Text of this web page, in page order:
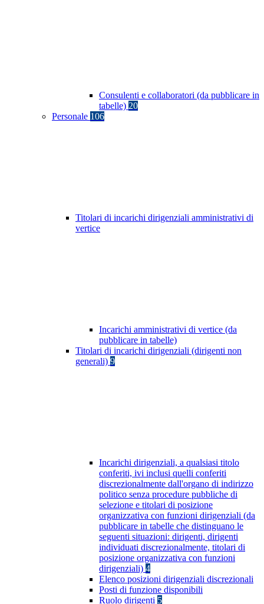
Consulenti e collaboratori (da pubblicare in
tabelle) 20
Personale 106
Titolari di incarichi dirigenziali amministrativi di
vertice
Incarichi amministrativi di vertice (da
pubblicare in tabelle)
Titolari di incarichi dirigenziali (dirigenti non
generali) 9
Incarichi dirigenziali, a qualsiasi titolo
conferiti, ivi inclusi quelli conferiti
discrezionalmente dall'organo di indirizzo
politico senza procedure pubbliche di
selezione e titolari di posizione
organizzativa con funzioni dirigenziali (da
pubblicare in tabelle che distinguano le
seguenti situazioni: dirigenti, dirigenti
individuati discrezionalmente, titolari di
posizione organizzativa con funzioni
dirigenziali) 4
Elenco posizioni dirigenziali discrezionali
Posti di funzione disponibili
Ruolo dirigenti 5